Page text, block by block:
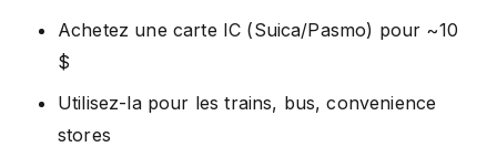
Achetez une carte IC (Suica/Pasmo) pour ~10
$
Utilisez-la pour les trains, bus, convenience
stores